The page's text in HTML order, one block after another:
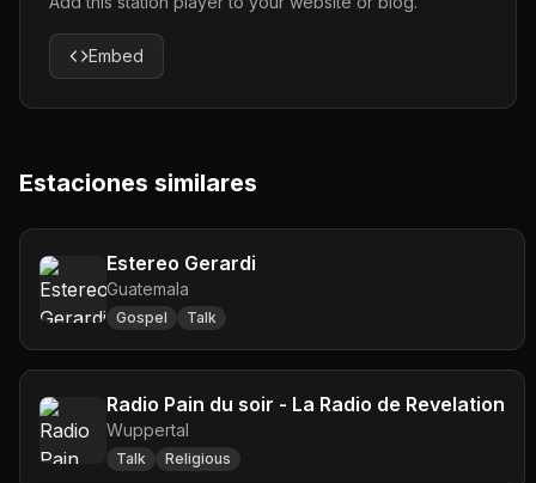
Embed
Estaciones similares
Estereo Gerardi
Guatemala
Gospel Talk
Radio Pain du soir - La Radio de Revelation
Wuppertal
Talk Religious